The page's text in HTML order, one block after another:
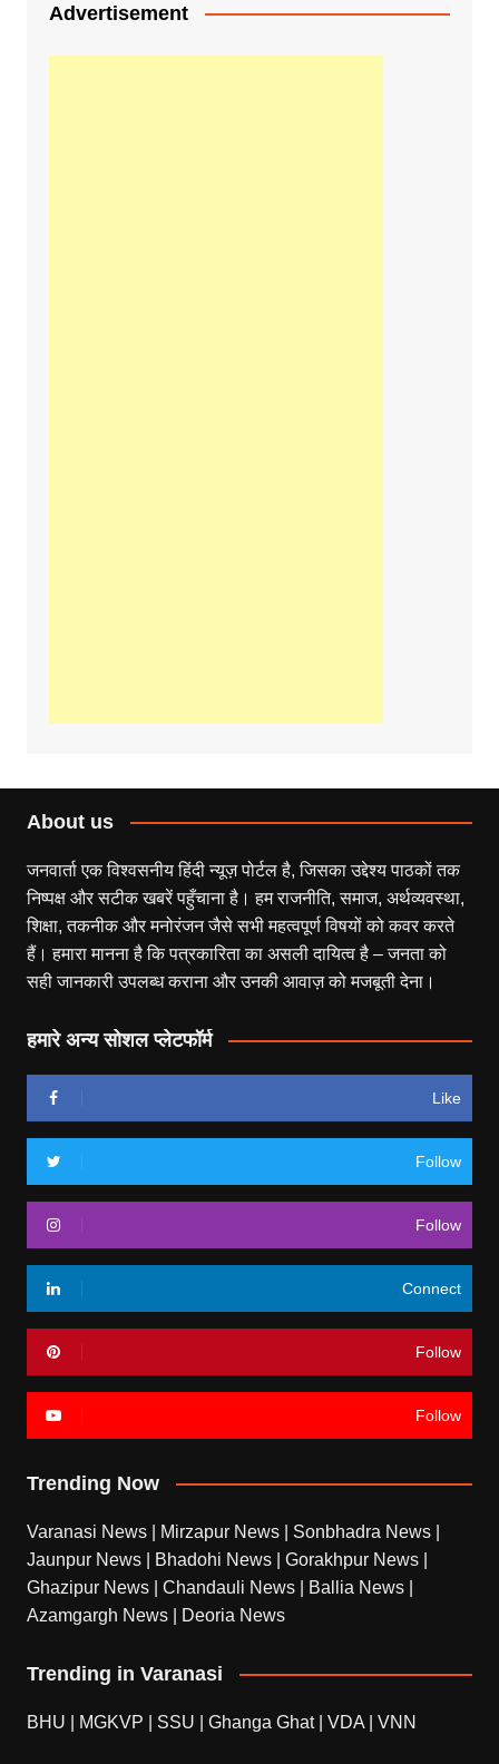
Advertisement
About us
जनवार्ता एक विश्वसनीय हिंदी न्यूज़ पोर्टल है, जिसका उद्देश्य पाठकों तक
निष्पक्ष और सटीक खबरें पहुँचाना है। हम राजनीति, समाज, अर्थव्यवस्था,
शिक्षा, तकनीक और मनोरंजन जैसे सभी महत्वपूर्ण विषयों को कवर करते
हैं। हमारा मानना है कि पत्रकारिता का असली दायित्व है – जनता को
सही जानकारी उपलब्ध कराना और उनकी आवाज़ को मजबूती देना।
हमारे अन्य सोशल प्लेटफॉर्म
Like
Follow
Follow
Connect
Follow
Follow
Trending Now
Varanasi News Mirzapur News Sonbhadra News
Jaunpur News
Bhadohi News Gorakhpur News
Ghazipur News
Chandauli News Ballia News
Azamgargh News
Deoria News
Trending in Varanasi
BHU MGKVP SSU Ghanga Ghat| VDA VNN